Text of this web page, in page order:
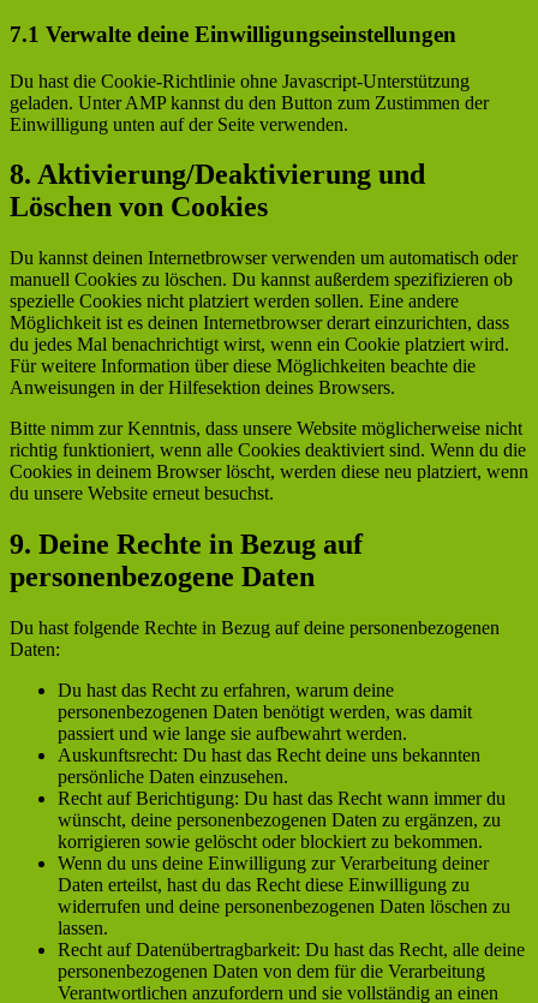
7.1 Verwalte deine Einwilligungseinstellungen
Du hast die Cookie-Richtlinie ohne Javascript-Unterstützung
geladen. Unter AMP kannst du den Button zum Zustimmen der
Einwilligung unten auf der Seite verwenden.
8. Aktivierung/Deaktivierung und
Löschen von Cookies
Du kannst deinen Internetbrowser verwenden um automatisch oder
manuell Cookies zu löschen. Du kannst außerdem spezifizieren ob
spezielle Cookies nicht platziert werden sollen. Eine andere
Möglichkeit ist es deinen Internetbrowser derart einzurichten, dass
du jedes Mal benachrichtigt wirst, wenn ein Cookie platziert wird.
Für weitere Information über diese Möglichkeiten beachte die
Anweisungen in der Hilfesektion deines Browsers.
Bitte nimm zur Kenntnis, dass unsere Website möglicherweise nicht
richtig funktioniert, wenn alle Cookies deaktiviert sind. Wenn du die
Cookies in deinem Browser löscht, werden diese neu platziert, wenn
du unsere Website erneut besuchst.
9. Deine Rechte in Bezug auf
personenbezogene Daten
Du hast folgende Rechte in Bezug auf deine personenbezogenen
Daten:
Du hast das Recht zu erfahren, warum deine
personenbezogenen Daten benötigt werden, was damit
passiert und wie lange sie aufbewahrt werden.
Auskunftsrecht: Du hast das Recht deine uns bekannten
persönliche Daten einzusehen.
Recht auf Berichtigung: Du hast das Recht wann immer du
wünscht, deine personenbezogenen Daten zu ergänzen, zu
korrigieren sowie gelöscht oder blockiert zu bekommen.
Wenn du uns deine Einwilligung zur Verarbeitung deiner
Daten erteilst, hast du das Recht diese Einwilligung zu
widerrufen und deine personenbezogenen Daten löschen zu
lassen.
Recht auf Datenübertragbarkeit: Du hast das Recht, alle deine
personenbezogenen Daten von dem für die Verarbeitung
Verantwortlichen anzufordern und sie vollständig an einen